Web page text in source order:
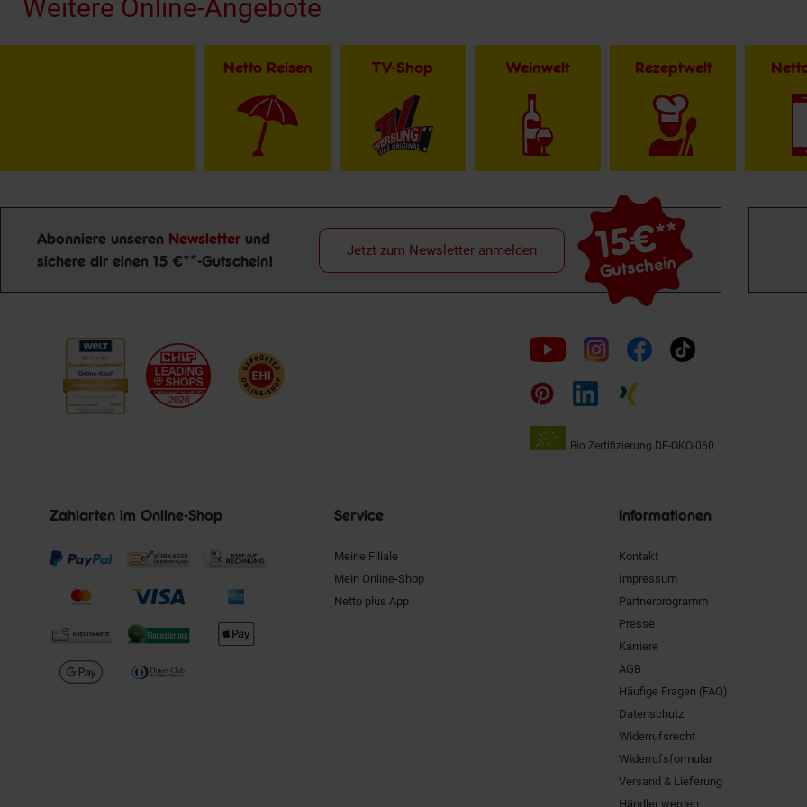
Weitere Online-Angebote
Netto Reisen TV-Shop Weinwelt Rezeptwelt
Newsletter Anmeldung
Abonniere unseren Newsletter und
sichere dir einen 15 €**-Gutschein!
15€**
Gutschein
Jetzt zum Newsletter anmelden
Folge
uns
auf
Bio Zertifizierung DE-ÖKO-060
Zahlarten im Online-Shop Service
Meine Filiale
Mein Online-Shop
Netto plus App
Informationen
Kontakt
Impressum
Partnerprogramm
Presse
Karriere
AGB
Häufige Fragen (FAQ)
Datenschutz
Widerrufsrecht
Widerrufsformular
Versand & Lieferung
Händler werden